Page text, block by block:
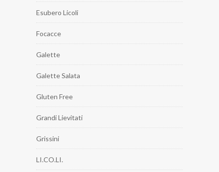
Esubero Licoli
Focacce
Galette
Galette Salata
Gluten Free
Grandi Lievitati
Grissini
LI.CO.LI.